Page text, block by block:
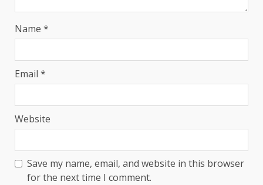
Name *
Email *
Website
Save my name, email, and website in this browser
for the next time I comment.